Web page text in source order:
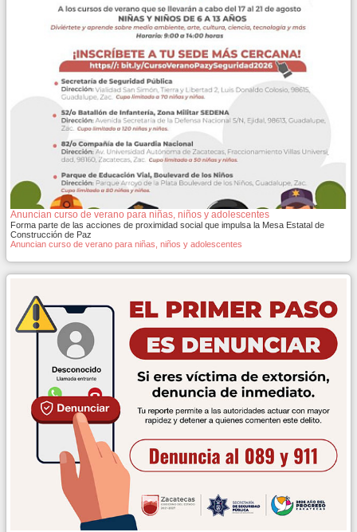
Anuncian curso de verano para niñas, niños y adolescentes
Forma parte de las acciones de proximidad social que impulsa la Mesa Estatal de
Construcción de Paz
Anuncian curso de verano para niñas, niños y adolescentes